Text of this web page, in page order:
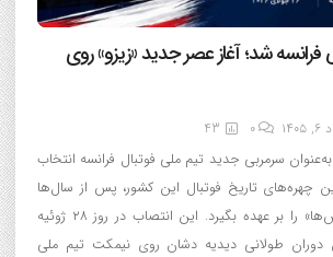
فرانسه شد؛ آغاز عصر جدید «زیزو» روی
0
43
سرمربی جدید تیم ملی فوتبال فرانسه انتخاب
چهره‌های تاریخ فوتبال این کشور، پس از سال‌ها
انتظار، هدایت «خروس‌ها» را بر عهده بگیرد. این انتصاب در روز ۲۸ ژوئیه
دوران طولانی دیدیه دشان روی نیمکت تیم ملی